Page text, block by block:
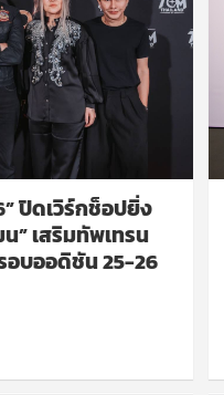
ปิดเวิร์กช็อปยิ่ง
” เสริมทัพเทรน
อบออดิชัน 25-26